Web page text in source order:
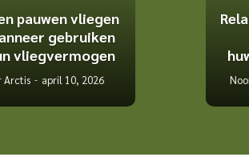
pauwen vliegen
gebruiken
vliegvermogen
Arctis april 10, 2026